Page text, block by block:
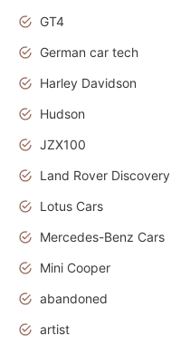
GT4
German car tech
Harley Davidson
Hudson
JZX100
Land Rover Discovery
Lotus Cars
Mercedes-Benz Cars
Mini Cooper
abandoned
artist